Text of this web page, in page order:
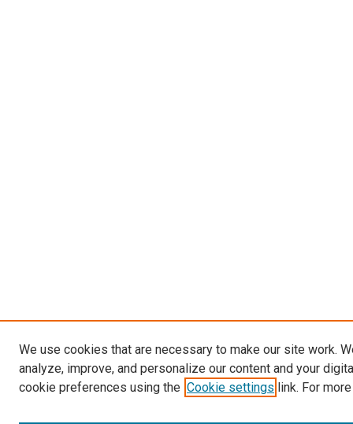
We use cookies that are necessary to make our site work.
analyze, improve, and personalize our content and your
cookie preferences using the Cookie settings link. For